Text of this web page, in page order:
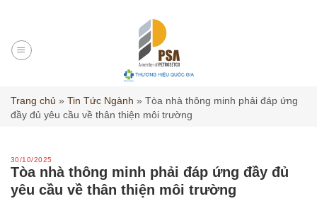
content
Trang chủ » Tin Tức Ngành » Tòa nhà thông minh phải đáp ứng
đầy đủ yêu cầu về thân thiện môi trường
30/10/2025
Tòa nhà thông minh phải đáp ứng đầy đủ
yêu cầu về thân thiện môi trường